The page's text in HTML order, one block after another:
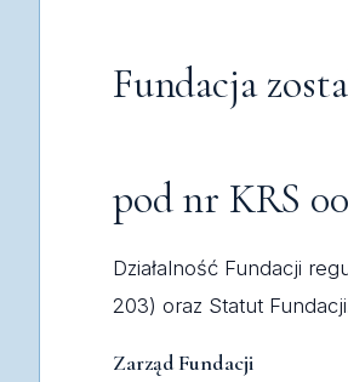
Fundacja
pod nr KRS
Działalność Fundacji
203) oraz Statut
Zarząd Fundacji